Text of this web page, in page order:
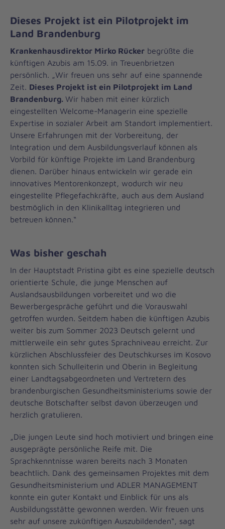
Dieses Projekt ist ein Pilotprojekt im
Land Brandenburg
Krankenhausdirektor Mirko Rücker begrüßte die
künftigen Azubis am 15.09. in Treuenbrietzen
persönlich. „Wir freuen uns sehr auf eine spannende
Zeit. Dieses Projekt ist ein Pilotprojekt im Land
Brandenburg. Wir haben mit einer kürzlich
eingestellten Welcome-Managerin eine spezielle
Expertise in sozialer Arbeit am Standort implementiert.
Unsere Erfahrungen mit der Vorbereitung, der
Integration und dem Ausbildungsverlauf können als
Vorbild für künftige Projekte im Land Brandenburg
dienen. Darüber hinaus entwickeln wir gerade ein
innovatives Mentorenkonzept, wodurch wir neu
eingestellte Pflegefachkräfte, auch aus dem Ausland
bestmöglich in den Klinikalltag integrieren und
betreuen können.“
Was bisher geschah
In der Hauptstadt Pristina gibt es eine spezielle deutsch
orientierte Schule, die junge Menschen auf
Auslandsausbildungen vorbereitet und wo die
Bewerbergespräche geführt und die Vorauswahl
getroffen wurden. Seitdem haben die künftigen Azubis
weiter bis zum Sommer 2023 Deutsch gelernt und
mittlerweile ein sehr gutes Sprachniveau erreicht. Zur
kürzlichen Abschlussfeier des Deutschkurses im Kosovo
konnten sich Schulleiterin und Oberin in Begleitung
einer Landtagsabgeordneten und Vertretern des
brandenburgischen Gesundheitsministeriums sowie der
deutsche Botschafter selbst davon überzeugen und
herzlich gratulieren.
„Die jungen Leute sind hoch motiviert und bringen eine
ausgeprägte persönliche Reife mit. Die
Sprachkenntnisse waren bereits nach 3 Monaten
beachtlich. Dank des gemeinsamen Projektes mit dem
Gesundheitsministerium und ADLER MANAGEMENT
konnte ein guter Kontakt und Einblick für uns als
Ausbildungsstätte gewonnen werden. Wir freuen uns
sehr auf unsere zukünftigen Auszubildenden“, sagt